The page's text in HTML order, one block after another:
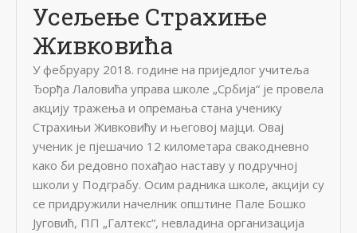
Усељење Страхиње
Живковића
У фебруару 2018. године на приједлог учитеља
Ђорђа Лаловића управа школе „Србија“ је провела
акцију тражења и опремања стана ученику
Страхињи Живковићу и његовој мајци. Овај
ученик је пјешачио 12 километара свакодневно
како би редовно похађао наставу у подручној
школи у Подграбу. Осим радника школе, акцији су
се придружили начелник општине Пале Бошко
Југовић, ПП „Галтекс“, невладина организација